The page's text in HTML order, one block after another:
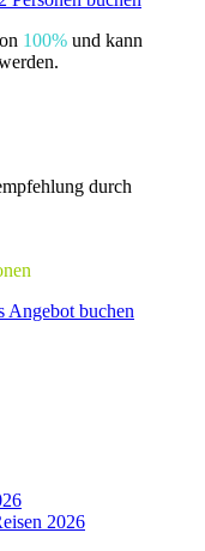
100% und kann
durch
2026